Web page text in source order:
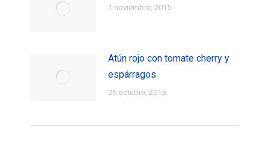
1 noviembre, 2015
Atún rojo con tomate cherry y
espárragos
25 octubre, 2015